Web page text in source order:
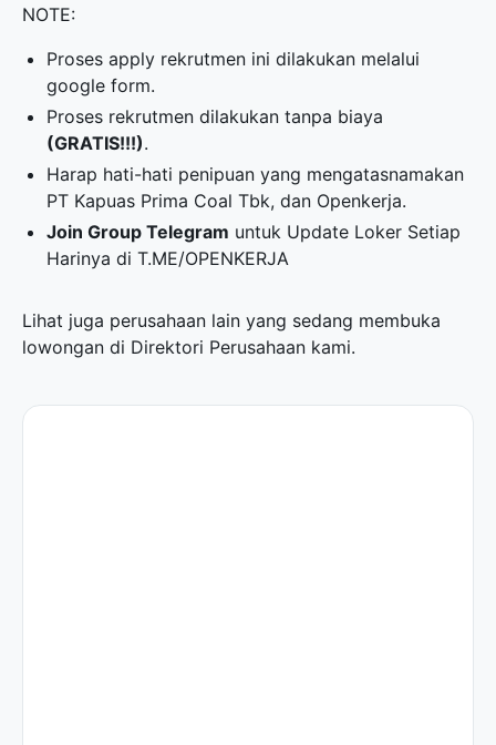
NOTE:
Proses apply rekrutmen ini dilakukan melalui
google form.
Proses rekrutmen dilakukan tanpa biaya
(GRATIS!!!).
Harap hati-hati penipuan yang mengatasnamakan
PT Kapuas Prima Coal Tbk, dan Openkerja.
Join Group Telegram untuk Update Loker Setiap
Harinya diT.ME/OPENKERJA
Lihat juga perusahaan lain yang sedang membuka
lowongan di Direktori Perusahaan kami.